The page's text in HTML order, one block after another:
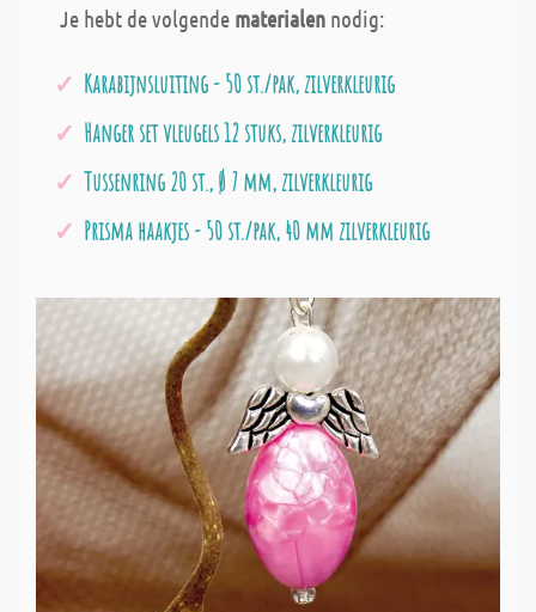
Je hebt de volgende materialen nodig:
Karabijnsluiting - 50 st./pak, zilverkleurig
Hanger set vleugels 12 stuks, zilverkleurig
Tussenring 20 st., Ø 7 mm, zilverkleurig
Prisma haakjes - 50 st./pak, 40 mm zilverkleurig